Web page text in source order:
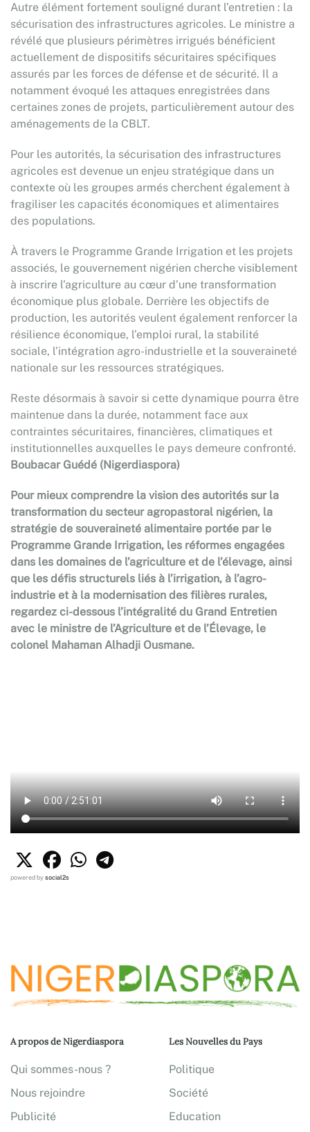
Autre élément fortement souligné durant l’entretien : la
sécurisation des infrastructures agricoles. Le ministre a
révélé que plusieurs périmètres irrigués bénéficient
actuellement de dispositifs sécuritaires spécifiques
assurés par les forces de défense et de sécurité. Il a
notamment évoqué les attaques enregistrées dans
certaines zones de projets, particulièrement autour des
aménagements de la CBLT.
Pour les autorités, la sécurisation des infrastructures
agricoles est devenue un enjeu stratégique dans un
contexte où les groupes armés cherchent également à
fragiliser les capacités économiques et alimentaires
des populations.
À travers le Programme Grande Irrigation et les projets
associés, le gouvernement nigérien cherche visiblement
à inscrire l’agriculture au cœur d’une transformation
économique plus globale. Derrière les objectifs de
production, les autorités veulent également renforcer la
résilience économique, l’emploi rural, la stabilité
sociale, l’intégration agro-industrielle et la souveraineté
nationale sur les ressources stratégiques.
Reste désormais à savoir si cette dynamique pourra être
maintenue dans la durée, notamment face aux
contraintes sécuritaires, financières, climatiques et
institutionnelles auxquelles le pays demeure confronté.
Boubacar Guédé (Nigerdiaspora)
Pour mieux comprendre la vision des autorités sur la
transformation du secteur agropastoral nigérien, la
stratégie de souveraineté alimentaire portée par le
Programme Grande Irrigation, les réformes engagées
dans les domaines de l’agriculture et de l’élevage, ainsi
que les défis structurels liés à l’irrigation, à l’agro-
industrie et à la modernisation des filières rurales,
regardez ci-dessous l’intégralité du Grand Entretien
avec le ministre de l’Agriculture et de l’Élevage, le
colonel Mahaman Alhadji Ousmane.
powered bysocial2s
A propos de Nigerdiaspora
Qui sommes-nous ?
Nous rejoindre
Publicité
Les Nouvelles du Pays
Politique
Société
Education